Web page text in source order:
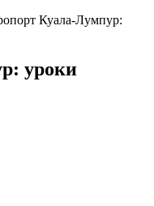
Куала-Лумпур:
уроки